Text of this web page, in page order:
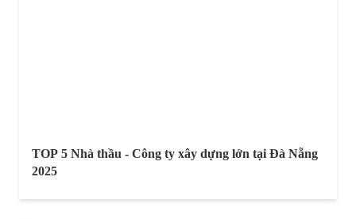
TOP 5 Nhà thầu - Công ty xây dựng lớn tại Đà Nẵng
2025